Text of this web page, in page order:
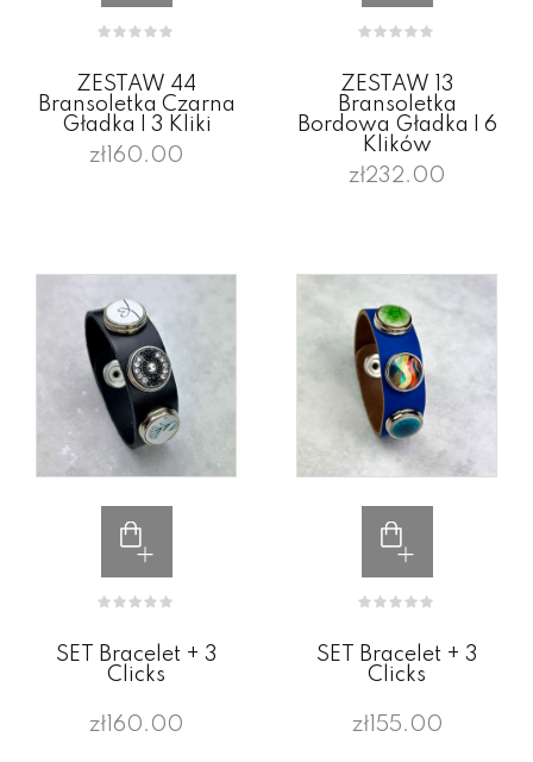
ZESTAW 44
Bransoletka Czarna
Gładka I 3 Kliki
zł160.00
ZESTAW 13
Bransoletka
Bordowa Gładka I 6
Klików
zł232.00
SET Bracelet + 3
Clicks
zł160.00
SET Bracelet + 3
Clicks
zł155.00